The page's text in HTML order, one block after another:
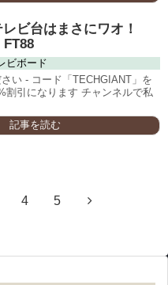
ビ台はまさにワオ！
FT88
ビボード
い - コード「TECHGIANT」を
割引になります チャンネルで私
記事を読む
4 5